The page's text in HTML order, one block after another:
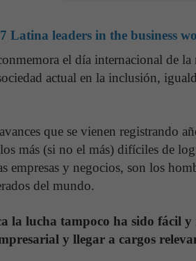
7 Latina leaders in the business
el día internacional de
actual en la inclusión,
que se vienen registrando
más (si no el más) difíciles de
empresas y negocios, son los
del mundo.
la lucha tampoco ha sido fácil
y llegar a cargos